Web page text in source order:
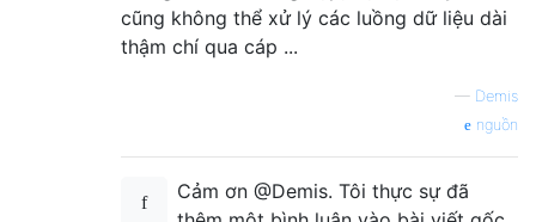
cũng không thể xử lý các luồng dữ liệu dài
thậm chí qua cáp ...
— Demis
nguồn
Cảm ơn @Demis. Tôi thực sự đã